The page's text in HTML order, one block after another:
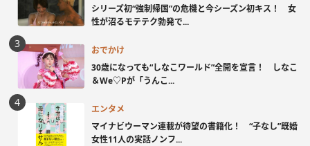
シリーズ初“強制帰国”の危機と今シーズン初キス！ 女
性が沼るモテテク勃発で...
おでかけ
30歳になっても“しなこワールド”全開を宣言！ しなこ
＆We♡Pが「うんこ...
エンタメ
マイナビウーマン連載が待望の書籍化！ “子なし”既婚
女性11人の実話ノンフ...